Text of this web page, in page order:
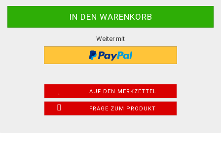
Weiter mit
AUF DEN MERKZETTEL
FRAGE ZUM PRODUKT